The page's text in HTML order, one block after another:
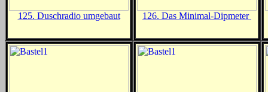
125. Duschradio umgebaut 126. Das Minimal-Dipmeter